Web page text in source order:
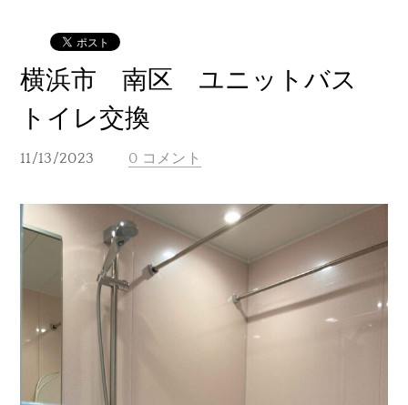
横浜市 南区 ユニットバス
トイレ交換
11/13/2023 0 コメント